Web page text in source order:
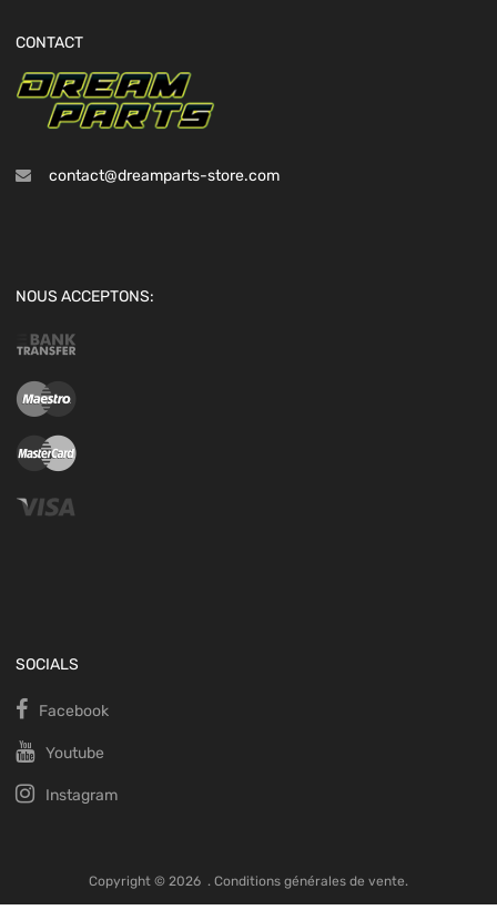
CONTACT
contact@dreamparts-store.com
NOUS ACCEPTONS:
SOCIALS
Facebook
Youtube
Instagram
Copyright © 2026 . Conditions générales de vente.